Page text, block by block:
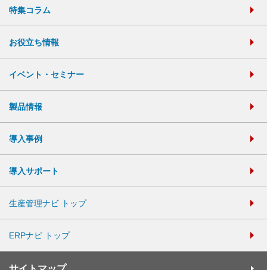
特集コラム
お役立ち情報
イベント・セミナー
製品情報
導入事例
導入サポート
生産管理ナビ トップ
ERPナビ トップ